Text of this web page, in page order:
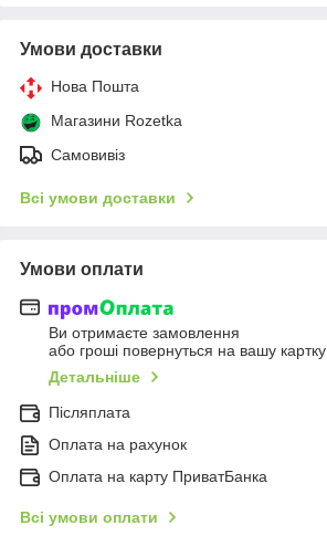
Умови доставки
Нова Пошта
Магазини Rozetka
Самовивіз
Всі умови доставки
Умови оплати
Ви отримаєте замовлення
або гроші повернуться на вашу картку
Детальніше
Післяплата
Оплата на рахунок
Оплата на карту ПриватБанка
Всі умови оплати